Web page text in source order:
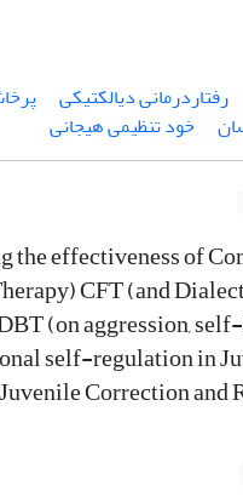
رفتاردرمانی دیالکتیکی
خود تنظیمی هیجانی
the effectiveness of
CFT (and
(on aggression,
self-regulation in
Correction